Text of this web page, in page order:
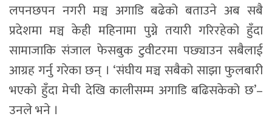
लपनछपन नगरी मञ्च अगाडि बढेको बताउने अब सबै
प्रदेशमा मञ्च केही महिनामा पुग्ने तयारी गरिरहेको हुँदा
सामाजाकि संजाल फेसबुक टुवीटरमा पछ्याउन सबैलाई
आग्रह गर्नु गरेका छन् । ‘संघीय मञ्च सबैको साझा फुलबारी
भएको हुँदा मेची देखि कालीसम्म अगाडि बढिसकेको छ’–
उनले भने ।